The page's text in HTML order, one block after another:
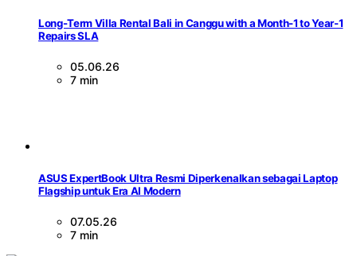
Long-Term Villa Rental Bali in Canggu with a Month-1 to Year-1
Repairs SLA
05.06.26
7 min
ASUS ExpertBook Ultra Resmi Diperkenalkan sebagai Laptop
Flagship untuk Era AI Modern
07.05.26
7 min